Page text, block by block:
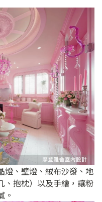
燈、壁燈、絨布沙發、地
、抱枕）以及手繪，讓粉
。